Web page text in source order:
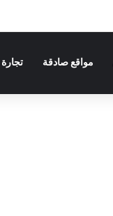
مواقع صادقة تجارة